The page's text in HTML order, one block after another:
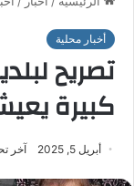
أخبار محلية
تصريح
كبيرة
أبريل 5, 2025 آخر